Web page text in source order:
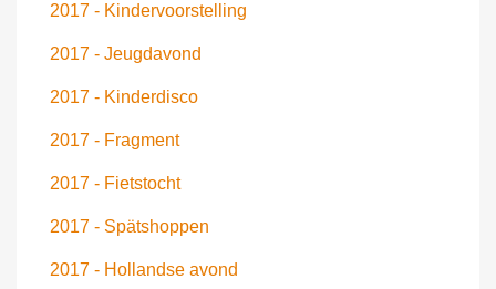
2017 - Kindervoorstelling
2017 - Jeugdavond
2017 - Kinderdisco
2017 - Fragment
2017 - Fietstocht
2017 - Spätshoppen
2017 - Hollandse avond